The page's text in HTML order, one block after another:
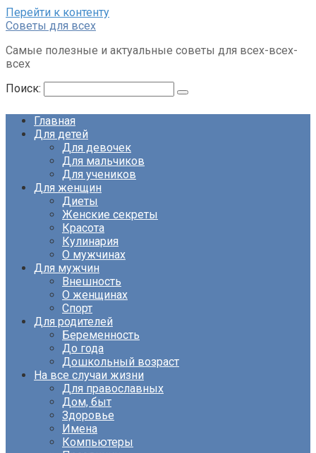
Перейти к контенту
Советы для всех
Самые полезные и актуальные советы для всех-всех-
всех
Поиск:
Главная
Для детей
Для девочек
Для мальчиков
Для учеников
Для женщин
Диеты
Женские секреты
Красота
Кулинария
О мужчинах
Для мужчин
Внешность
О женщинах
Спорт
Для родителей
Беременность
До года
Дошкольный возраст
На все случаи жизни
Для православных
Дом, быт
Здоровье
Имена
Компьютеры